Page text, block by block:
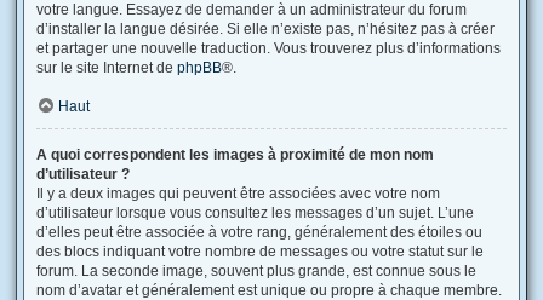
votre langue. Essayez de demander à un administrateur du forum
d’installer la langue désirée. Si elle n’existe pas, n’hésitez pas à créer
et partager une nouvelle traduction. Vous trouverez plus d’informations
sur le site Internet de phpBB®.
Haut
A quoi correspondent les images à proximité de mon nom
d’utilisateur ?
Il y a deux images qui peuvent être associées avec votre nom
d’utilisateur lorsque vous consultez les messages d’un sujet. L’une
d’elles peut être associée à votre rang, généralement des étoiles ou
des blocs indiquant votre nombre de messages ou votre statut sur le
forum. La seconde image, souvent plus grande, est connue sous le
nom d’avatar et généralement est unique ou propre à chaque membre.